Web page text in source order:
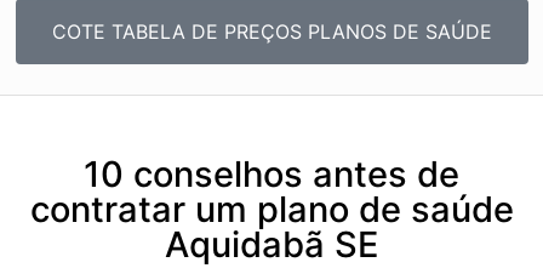
COTE TABELA DE PREÇOS PLANOS DE SAÚDE
10 conselhos antes de
contratar um plano de saúde
Aquidabã SE